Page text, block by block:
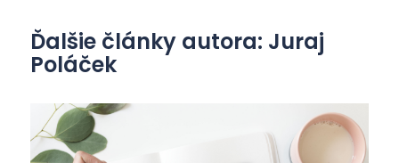
Ďalšie články autora: Juraj
Poláček